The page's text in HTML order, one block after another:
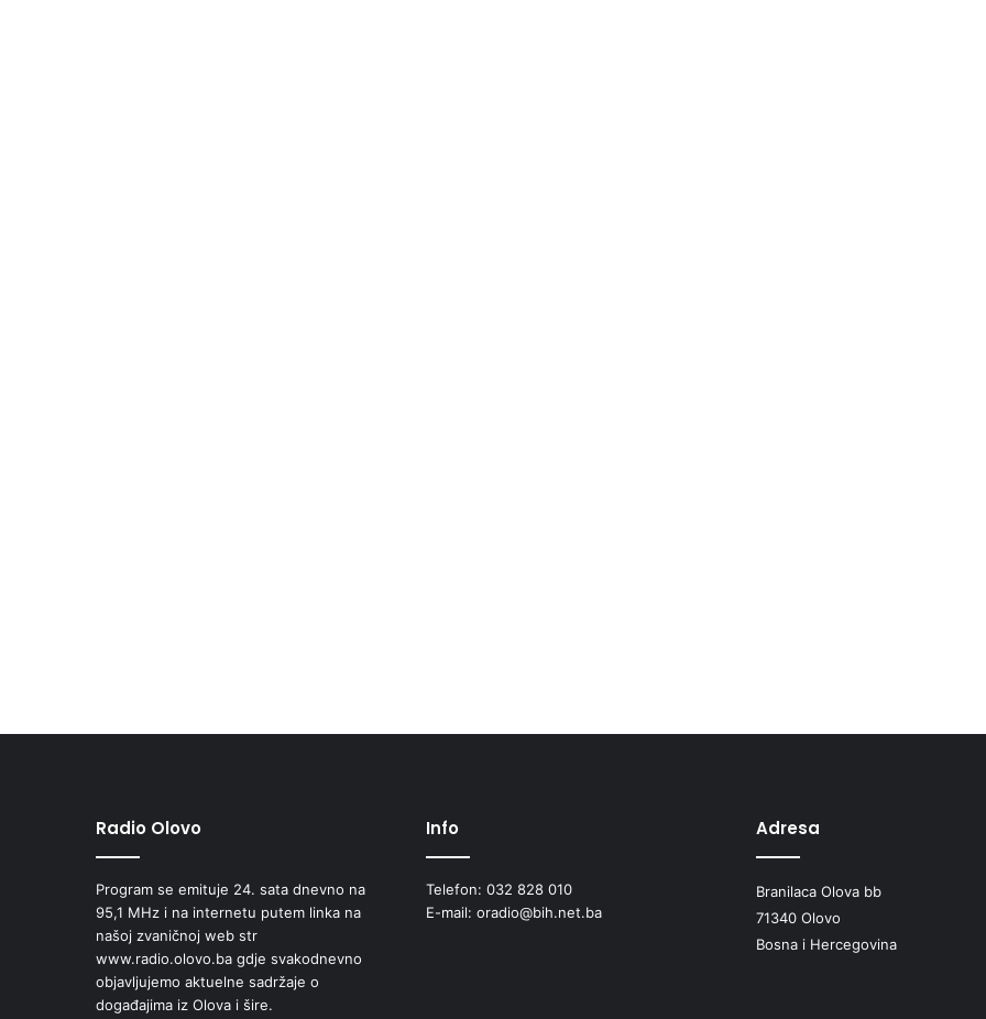
Radio Olovo
Program se emituje 24. sata dnevno na
95,1 MHz i na internetu putem linka na
našoj zvaničnoj web str
www.radio.olovo.ba gdje svakodnevno
objavljujemo aktuelne sadržaje o
događajima iz Olova i šire.
Info
Telefon: 032 828 010
E-mail: oradio@bih.net.ba
Adresa
Branilaca Olova bb
71340 Olovo
Bosna i Hercegovina